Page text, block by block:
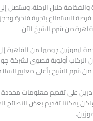
والفخامة خلال الرحلة، وستصل
الاستمتاع بتجربة فاخرة
من شرم الشيخ الآن.
ليموزين چوميرا من القاهرة
الركاب أولوية قصوى لشركة
شرم الشيخ بأعلى معايير
قادرين على تقديم معلومات
يمكننا تقديم بعض النصائح